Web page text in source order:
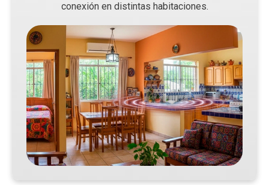
conexión en distintas habitaciones.